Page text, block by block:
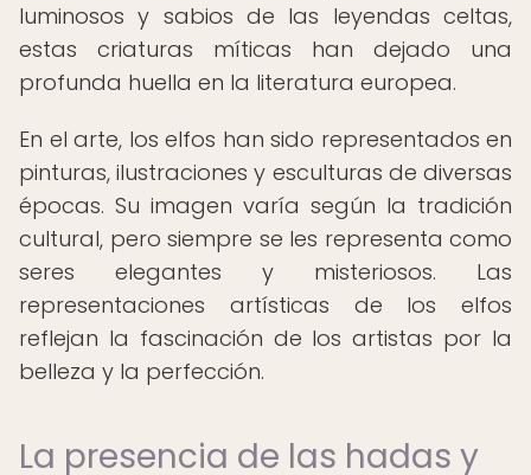
luminosos y sabios de las leyendas celtas,
estas criaturas míticas han dejado una
profunda huella en la literatura europea.
En el arte, los elfos han sido representados en
pinturas, ilustraciones y esculturas de diversas
épocas. Su imagen varía según la tradición
cultural, pero siempre se les representa como
seres elegantes y misteriosos. Las
representaciones artísticas de los elfos
reflejan la fascinación de los artistas por la
belleza y la perfección.
La presencia de las hadas y